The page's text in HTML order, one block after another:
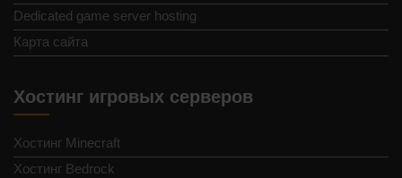
Dedicated game server hosting
Карта сайта
Хостинг игровых серверов
Хостинг Minecraft
Хостинг Bedrock